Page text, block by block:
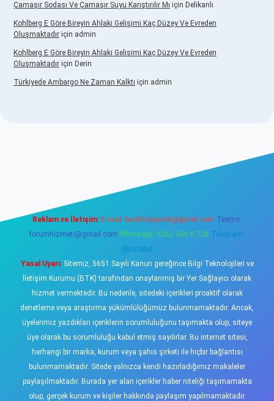
Çamaşır Sodası Ve Çamaşır Suyu Karıştırılır Mı için Delikanlı
Kohlberg E Göre Bireyin Ahlaki Gelişimi Kaç Düzey Ve Evreden
Oluşmaktadır için admin
Kohlberg E Göre Bireyin Ahlaki Gelişimi Kaç Düzey Ve Evreden
Oluşmaktadır için Derin
Türkiyede Ambargo Ne Zaman Kalktı için admin
Reklam ve İletişim: E-mail: backlinkpaneli@gmail.com Teams:
forumhizmeti@gmail.com Whatsapp: 0262 606 0 726 Telegram:
@karabul
Yasal Uyarı:Sitemiz, 5651 Sayılı Kanun gereğince Bilgi Teknolojileri ve
İletişim Kurumu (BTK) tarafından onaylanmış bir Yer Sağlayıcı olarak
hizmet vermektedir. Bu nedenle, sitedeki içerikleri proaktif olarak
denetleme veya araştırma yükümlülüğümüz bulunmamaktadır. Ancak,
üyelerimiz yazdıkları içeriklerin sorumluluğunu taşımakta olup, siteye
üye olarak bu sorumluluğu kabul etmiş sayılırlar. Bu internet sitesi,
herhangi bir marka, kurum veya şahıs şirketi ile hiçbir bağlantısı
bulunmamaktadır. Sitede yalnızca kendi hazırladığımız makaleler
paylaşılmaktadır. Burada yer alan içerikler haber niteliği taşımamakta
olup, gerçek kurum ve kişiler hakkında paylaşım yapılmamaktadır.